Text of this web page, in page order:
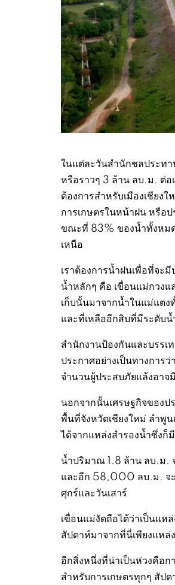
ในแต่ละวันสำนักชลประท
หรือราวๆ 3 ล้าน ลบ.ม. ต่
ต้องการสำหรับเมืองเชีย
การเกษตรในหน้าฝน หรือ
ขณะที่ 83% ของน้ำทั้งหมด
เหนือ
เราต้องการน้ำฝนเพื่อที่จะ
น้ำหลักๆ คือ เขื่อนแม่กวง
เก็บนั้นมาจากน้ำในแม่แต
และที่เหลืออีกสิบที่มีระดับน้
สำนักงานป้องกันและบรรเ
ประกาศอย่างเป็นทางกา
จำนวนผู้ประสบภัยแล้งอาจ
นอกจากนั้นเศรษฐกิจของป
พื้นที่จังหวัดเชียงใหม่ ลำ
ได้จากแหล่งสำรองน้ำซึ่งก็
น้ำปริมาณ 1.8 ล้าน ลบ.ม.
และอีก 58,000 ลบ.ม. จะ
ศุกร์และวันเสาร์
เขื่อนแม่งัดถือได้ว่าเป็นแห
สัปดาห์มาจากที่นี่เพียงแห
อีกสิ่งหนึ่งที่น่าเป็นห่วงคือ
สำหรับการเกษตรทุกๆ สัป